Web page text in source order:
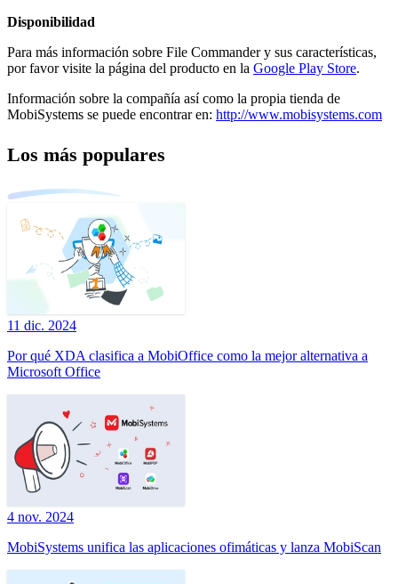
Disponibilidad
Para más información sobre File Commander y sus características,
por favor visite la página del producto en la Google Play Store.
Información sobre la compañía así como la propia tienda de
MobiSystems se puede encontrar en: http://www.mobisystems.com
Los más populares
11 dic. 2024
Por qué XDA clasifica a MobiOffice como la mejor alternativa a
Microsoft Office
4 nov. 2024
MobiSystems unifica las aplicaciones ofimáticas y lanza MobiScan